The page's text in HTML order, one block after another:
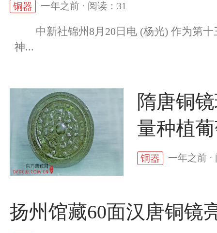
铜器 一年之前 · 阅读：31
中新社锦州8月20日电 (杨光) 作为第十
神...
隋唐铜
量种植
铜器 一年之前 ·
扬州馆藏60面汉唐铜镜